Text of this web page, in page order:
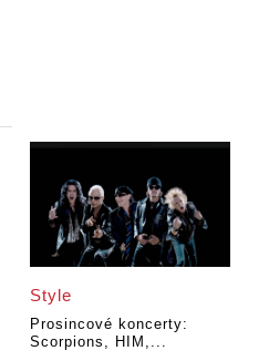
Style
Prosincové koncerty:
Scorpions, HIM,...